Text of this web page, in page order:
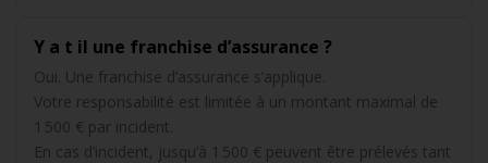
Y a t il une franchise d’assurance ?
Oui. Une franchise d’assurance s’applique.
Votre responsabilité est limitée à un montant maximal de
1 500 € par incident.
En cas d’incident, jusqu’à 1 500 € peuvent être prélevés tant